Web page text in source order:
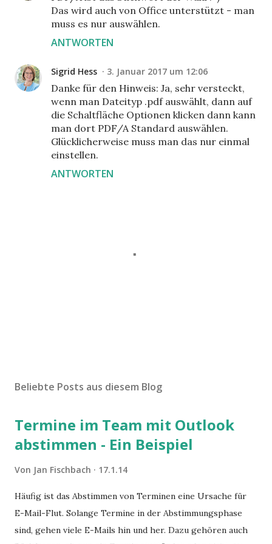
Das wird auch von Office unterstützt - man
muss es nur auswählen.
ANTWORTEN
Sigrid Hess 3. Januar 2017 um 12:06
Danke für den Hinweis: Ja, sehr versteckt,
wenn man Dateityp .pdf auswählt, dann auf
die Schaltfläche Optionen klicken dann kann
man dort PDF/A Standard auswählen.
Glücklicherweise muss man das nur einmal
einstellen.
ANTWORTEN
m
n
a
v
e
ö
f
Beliebte Posts aus diesem Blog
Termine im Team mit Outlook
abstimmen - Ein Beispiel
Von Jan Fischbach 17.1.14
Häufig ist das Abstimmen von Terminen eine Ursache für
E-Mail-Flut. Solange Termine in der Abstimmungsphase
sind, gehen viele E-Mails hin und her. Dazu gehören auch